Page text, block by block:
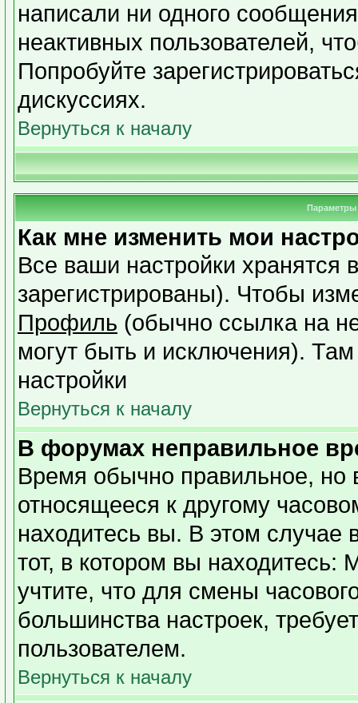
написали ни одного
неактивных пользователей,
Попробуйте
дискуссиях.
Вернуться к началу
Параметры
Как мне изменить мои
Все ваши настройки хранятся
зарегистрированы). Чтобы
Профиль (обычно ссылка на
могут быть и исключения).
настройки
Вернуться к началу
В форумах неправильное
Время обычно правильное, но
относящееся к другому
находитесь вы. В этом случае
тот, в котором вы находитесь:
учтите, что для смены
большинства настроек,
пользователем.
Вернуться к началу